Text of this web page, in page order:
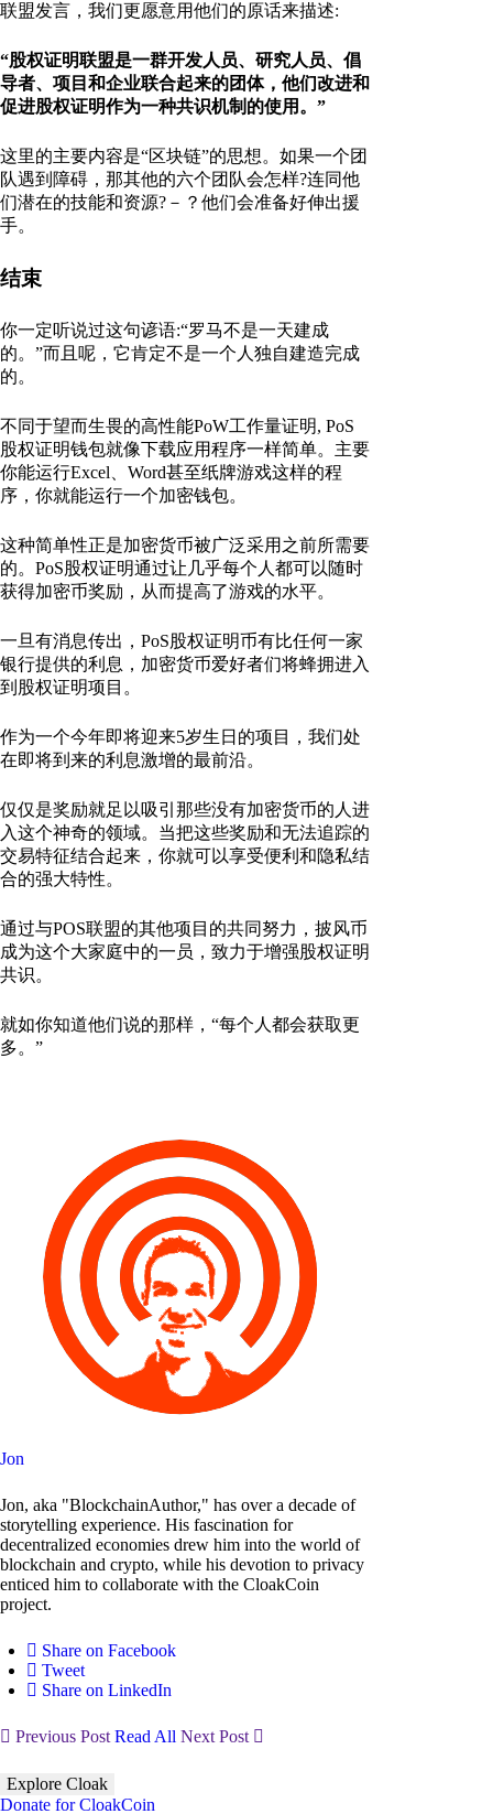
联盟发言，我们更愿意用他们的原话来描述:
“股权证明联盟是一群开发人员、研究人员、倡
导者、项目和企业联合起来的团体，他们改进和
促进股权证明作为一种共识机制的使用。”
这里的主要内容是“区块链”的思想。如果一个团
队遇到障碍，那其他的六个团队会怎样?连同他
们潜在的技能和资源?－？他们会准备好伸出援
手。
结束
你一定听说过这句谚语:“罗马不是一天建成
的。”而且呢，它肯定不是一个人独自建造完成
的。
不同于望而生畏的高性能PoW工作量证明, PoS
股权证明钱包就像下载应用程序一样简单。主要
你能运行Excel、Word甚至纸牌游戏这样的程
序，你就能运行一个加密钱包。
这种简单性正是加密货币被广泛采用之前所需要
的。PoS股权证明通过让几乎每个人都可以随时
获得加密币奖励，从而提高了游戏的水平。
一旦有消息传出，PoS股权证明币有比任何一家
银行提供的利息，加密货币爱好者们将蜂拥进入
到股权证明项目。
作为一个今年即将迎来5岁生日的项目，我们处
在即将到来的利息激增的最前沿。
仅仅是奖励就足以吸引那些没有加密货币的人进
入这个神奇的领域。当把这些奖励和无法追踪的
交易特征结合起来，你就可以享受便利和隐私结
合的强大特性。
通过与POS联盟的其他项目的共同努力，披风币
成为这个大家庭中的一员，致力于增强股权证明
共识。
就如你知道他们说的那样，“每个人都会获取更
多。”
Jon
Jon, aka "BlockchainAuthor," has over a decade of
storytelling experience. His fascination for
decentralized economies drew him into the world of
blockchain and crypto, while his devotion to privacy
enticed him to collaborate with the CloakCoin
project.
Share on Facebook
Tweet
Share on LinkedIn
Previous Post Read All Next Post
Explore Cloak
Donate for CloakCoin